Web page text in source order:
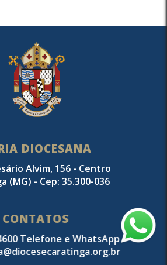
DIOCESANA
Alvim, 156 - Centro
(MG) - Cep: 35.300-036
CONTATOS
Telefone e WhatsApp